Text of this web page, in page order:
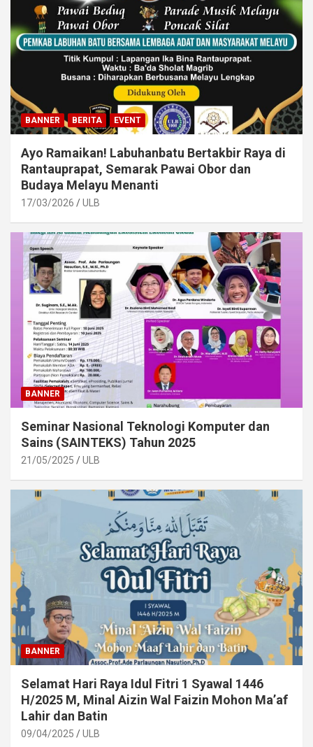
BANNER BERITA EVENT
Ayo Ramaikan! Labuhanbatu Bertakbir Raya di
Rantauprapat, Semarak Pawai Obor dan
Budaya Melayu Menanti
17/03/2026 ULB
BANNER
Seminar Nasional Teknologi Komputer dan
Sains (SAINTEKS) Tahun 2025
21/05/2025 ULB
BANNER
Selamat Hari Raya Idul Fitri 1 Syawal 1446
H/2025 M, Minal Aizin Wal Faizin Mohon Ma’af
Lahir dan Batin
09/04/2025 ULB